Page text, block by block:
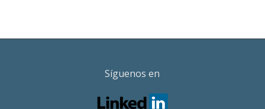
Síguenos en